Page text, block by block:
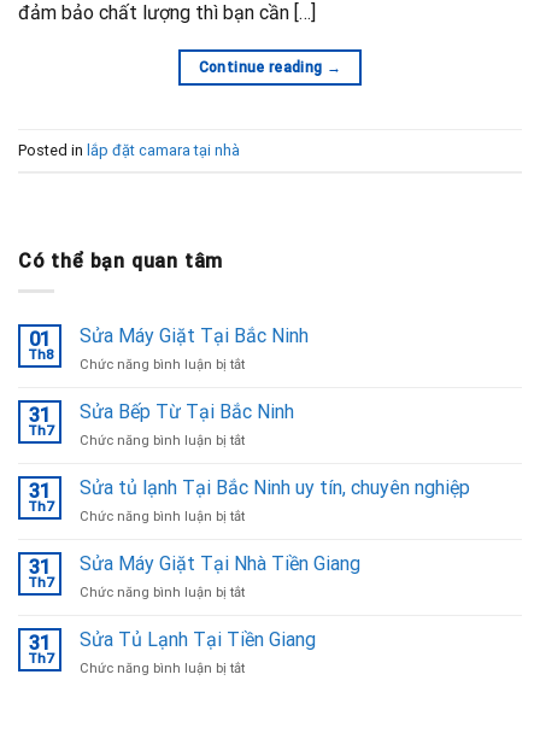
đảm bảo chất lượng thì bạn cần […]
Continue reading →
Posted in lắp đặt camara tại nhà
Có thể bạn quan tâm
01
Th8
Sửa Máy Giặt Tại Bắc Ninh
Chức năng bình luận bị tắtở
Máy
Tại
Ninh
31
Th7
Sửa Bếp Từ Tại Bắc Ninh
Chức năng bình luận bị tắtở
Bếp
Tại
Ninh
31
Th7
Sửa tủ lạnh Tại Bắc Ninh uy tín, chuyên nghiệp
Chức năng bình luận bị tắtở
tủ
Tại
Ninh
31
Th7
Sửa Máy Giặt Tại Nhà Tiền Giang
Chức năng bình luận bị tắtở
Máy
Giặt
Tại
31
Th7
Sửa Tủ Lạnh Tại Tiền Giang
Chức năng bình luận bị tắtở